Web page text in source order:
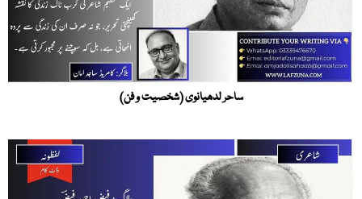
ساحر لدھیانوی (شخصیت و فن)